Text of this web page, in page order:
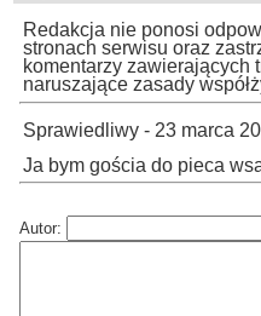
Redakcja nie ponosi
stronach serwisu oraz
komentarzy zawierających
naruszające zasady
Sprawiedliwy - 23 marca
Ja bym gościa do pieca
Autor: